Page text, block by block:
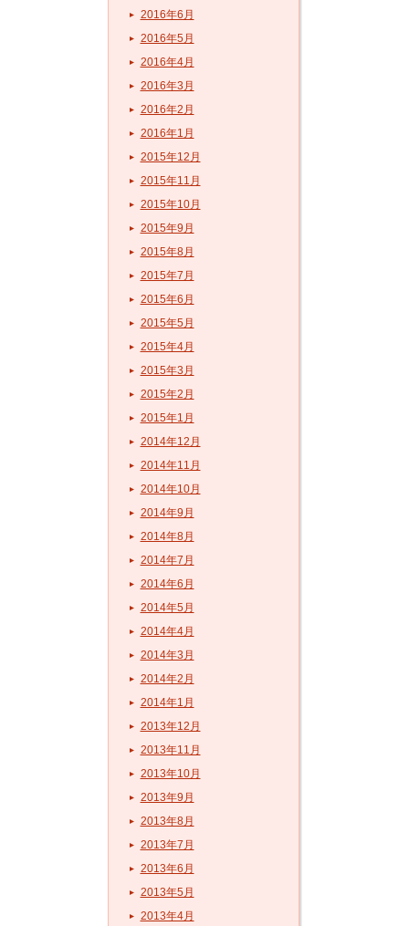
2016年6月
2016年5月
2016年4月
2016年3月
2016年2月
2016年1月
2015年12月
2015年11月
2015年10月
2015年9月
2015年8月
2015年7月
2015年6月
2015年5月
2015年4月
2015年3月
2015年2月
2015年1月
2014年12月
2014年11月
2014年10月
2014年9月
2014年8月
2014年7月
2014年6月
2014年5月
2014年4月
2014年3月
2014年2月
2014年1月
2013年12月
2013年11月
2013年10月
2013年9月
2013年8月
2013年7月
2013年6月
2013年5月
2013年4月